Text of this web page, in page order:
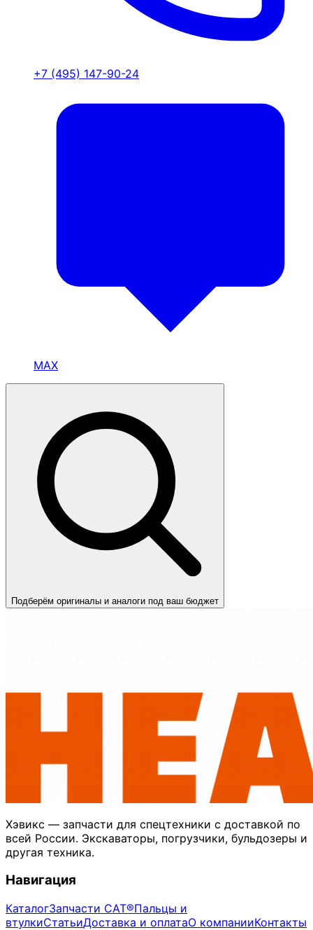
+7 (495) 147-90-24
MAX
Подберём оригиналы и аналоги под ваш бюджет
Хэвикс — запчасти для спецтехники с доставкой по
всей России. Экскаваторы, погрузчики, бульдозеры и
другая техника.
Навигация
КаталогЗапчасти CAT®Пальцы и
втулкиСтатьиДоставка и оплатаО компанииКонтакты